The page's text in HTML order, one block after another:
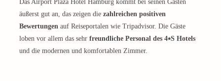
Das Airport Plaza Hotel Hamburg kommt bei seinen Gästen
äußerst gut an, das zeigen die zahlreichen positiven
Bewertungen auf Reiseportalen wie Tripadvisor. Die Gäste
loben vor allem das sehr freundliche Personal des 4⭑S Hotels
und die modernen und komfortablen Zimmer.